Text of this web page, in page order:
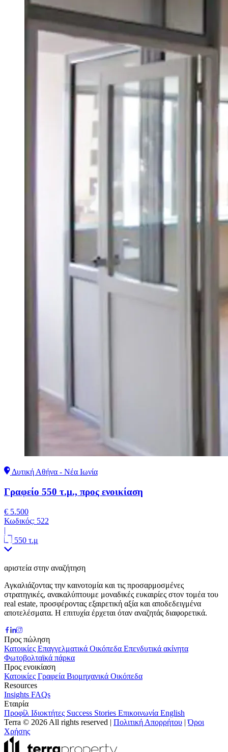
Δυτική Αθήνα - Νέα Ιωνία
Γραφείο 550 τ.μ., προς ενοικίαση
€ 5.500
Κωδικός: 522
|
550 τ.μ
αριστεία στην αναζήτηση
Αγκαλιάζοντας την καινοτομία και τις προσαρμοσμένες
στρατηγικές, ανακαλύπτουμε μοναδικές ευκαιρίες στον τομέα του
real estate, προσφέροντας εξαιρετική αξία και αποδεδειγμένα
αποτελέσματα. Η επιτυχία έρχεται όταν αναζητάς διαφορετικά.
Προς πώληση
Κατοικίες Επαγγελματικά Οικόπεδα Επενδυτικά ακίνητα
Φωτοβολταϊκά πάρκα
Προς ενοικίαση
Κατοικίες Γραφεία Βιομηχανικά Οικόπεδα
Resources
Insights FAQs
Εταιρία
Προφίλ Ιδιοκτήτες Success Stories Επικοινωνία English
Terra © 2026 All rights reserved | Πολιτική Απορρήτου |Όροι
Χρήσης